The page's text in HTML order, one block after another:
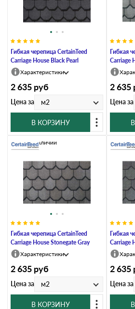
Гибкая черепица CertainTeed
Carriage House Black Pearl
Характеристики
2 635 руб
Цена за м2
В КОРЗИНУ
Гибкая
Carriage
2 635
Цена за
Гибкая черепица CertainTeed
Carriage House Stonegate Gray
Нет в наличии
Характеристики
2 635 руб
Цена за м2
В КОРЗИНУ
Гибкая
Carriage
Нет в
2 635
Цена за